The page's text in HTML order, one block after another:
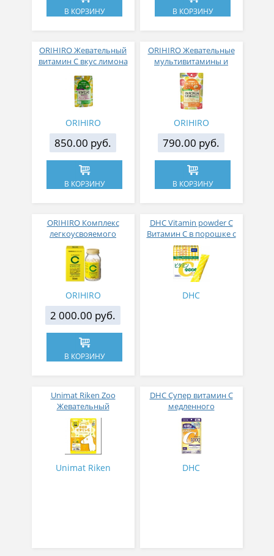
В КОРЗИНУ В КОРЗИНУ
ORIHIRO Жевательный
витамин С вкус лимона
ORIHIRO
850.00 руб.
В КОРЗИНУ
ORIHIRO Жевательные
мультивитамины и
минералы со вкусом
грейпфрута № 120
ORIHIRO
790.00 руб.
В КОРЗИНУ
ORIHIRO Комплекс
легкоусвояемого
витамина С 1000мг №
300
ORIHIRO
2 000.00 руб.
В КОРЗИНУ
DHC Vitamin powder C
Витамин C в порошке с
лимонным вкусом 30
стиков
DHC
Unimat Riken Zoo
Жевательный
натуральный Витамин С
со вкусом лимона для
укрепления иммунитета
40 таблеток
Unimat Riken
DHC Супер витамин С
медленного
высвобождения 1000 мг
240 таблеток на 60 дней
приема
DHC